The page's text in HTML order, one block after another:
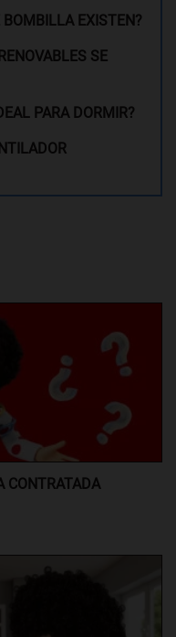
BOMBILLA EXISTEN?
SE
PARA DORMIR?
CONTRATADA